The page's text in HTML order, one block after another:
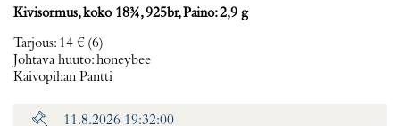
Kivisormus, koko 18¾, 925br, Paino: 2,9 g
Tarjous: 14 € (6)
Johtava huuto:honeybee
Kaivopihan Pantti
11.8.2026 19:32:00